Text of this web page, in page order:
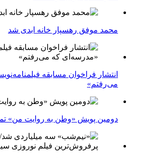
محمد موفق رهسپار خانه ابدی شد
انتشار فراخوان مسابقه
می‌رفتم»
دومین پویش «وطن به روایت من»